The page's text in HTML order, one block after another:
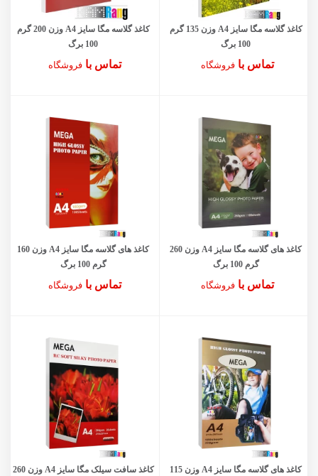
کاغذ گلاسه مگا سایز A4 وزن 135 گرم
100 برگ
تماس بافروشگاه
کاغذ گلاسه مگا سایز A4 وزن 200 گرم
100 برگ
تماس بافروشگاه
کاغذ های گلاسه مگا سایز A4 وزن 260
گرم 100 برگ
تماس بافروشگاه
کاغذ های گلاسه مگا سایز A4 وزن 160
گرم 100 برگ
تماس بافروشگاه
کاغذ های گلاسه مگا سایز A4 وزن 115
کاغذ سافت سیلک مگا سایز A4 وزن 260